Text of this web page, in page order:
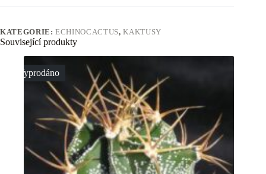
KATEGORIE:ECHINOCACTUS,KAKTUSY
Související produkty
Vyprodáno